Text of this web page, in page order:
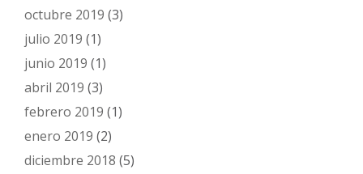
octubre 2019 (3)
julio 2019 (1)
junio 2019 (1)
abril 2019 (3)
febrero 2019 (1)
enero 2019 (2)
diciembre 2018 (5)